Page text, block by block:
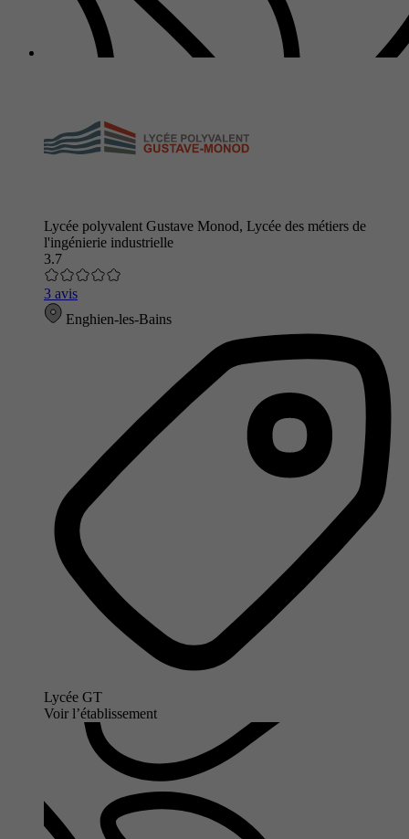
Lycée polyvalent Gustave Monod, Lycée des métiers de
l'ingénierie industrielle
3.7
3 avis
Enghien-les-Bains
Lycée GT
Voir l’établissement